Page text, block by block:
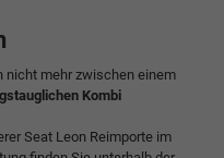
nicht mehr zwischen einem
Kombi
Seat Leon Reimporte im